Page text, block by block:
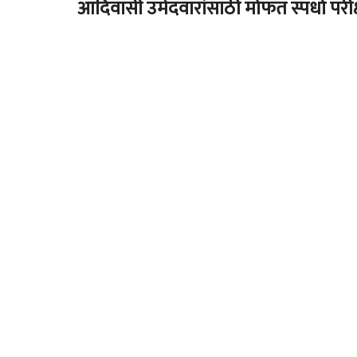
आदिवासी उमेदवारांसाठी मोफत स्पर्धा